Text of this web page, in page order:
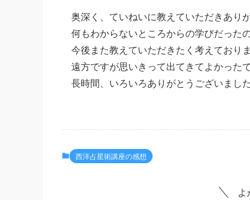
奥深く、ていねいに教えていただきあり
何もわからないところからの学びだった
今後また教えていただきたく考えておりま
遠方ですが思いきって出てきてよかったで
長時間、いろいろありがとうございました
西洋占星術講座の感想